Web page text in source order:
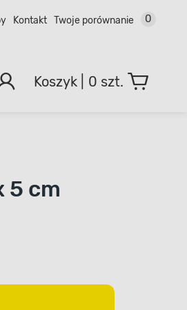
Kontakt Twoje porównanie 0
0 szt.
5 cm